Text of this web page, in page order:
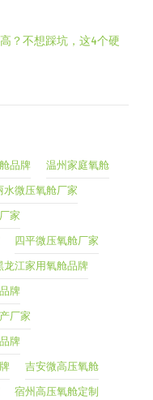
？不想踩坑，这4个硬
品牌 温州家庭氧舱
水微压氧舱厂家
家
四平微压氧舱厂家
龙江家用氧舱品牌
牌
厂家
牌
吉安微高压氧舱
宿州高压氧舱定制